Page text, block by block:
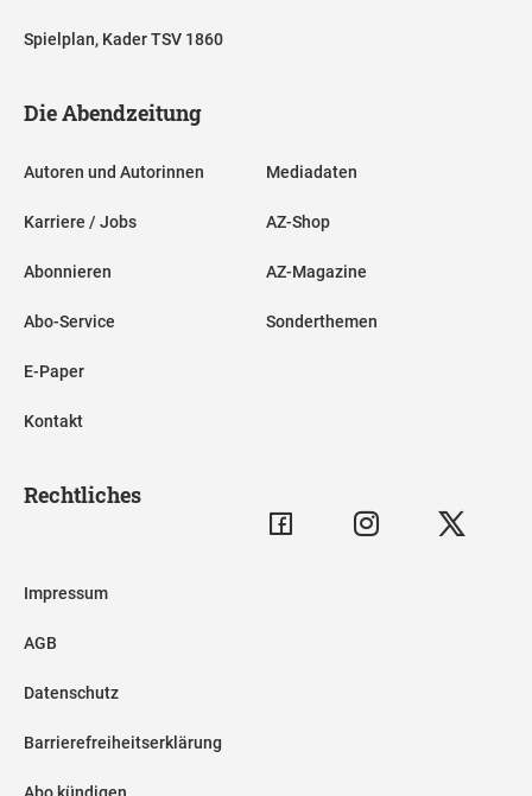
Spielplan, Kader TSV 1860
Die Abendzeitung
Autoren und Autorinnen
Karriere / Jobs
Abonnieren
Abo-Service
E-Paper
Kontakt
Mediadaten
AZ-Shop
AZ-Magazine
Sonderthemen
Rechtliches
Impressum
AGB
Datenschutz
Barrierefreiheitserklärung
Abo kündigen